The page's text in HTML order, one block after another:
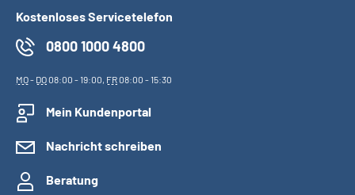
Kostenloses Servicetelefon
0800 1000 4800
MO- DO08:00 - 19:00, FR08:00 - 15:30
Mein Kundenportal
Nachricht schreiben
Beratung